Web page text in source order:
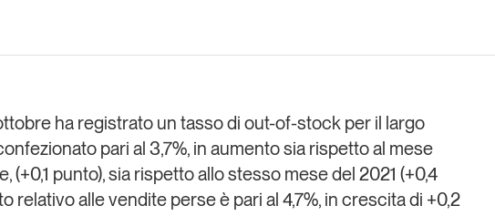
Chi siamo
Newsletter
Contatti
e
ha registrato un tasso di out-of-stock per il largo
pari al 3,7%, in aumento sia rispetto al mese
(+0,1 punto), sia rispetto allo stesso mese del 2021 (+0,4
relativo alle vendite perse è pari al 4,7%, in crescita di +0,2